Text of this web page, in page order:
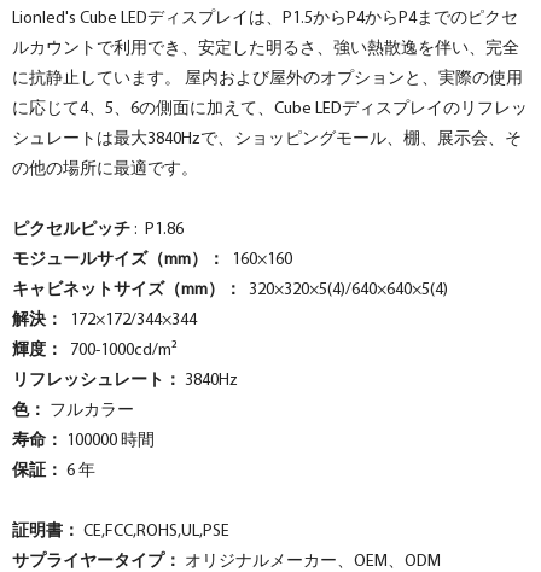
Lionled's Cube LEDディスプレイは、P1.5からP4からP4までのピクセ
ルカウントで利用でき、安定した明るさ、強い熱散逸を伴い、完全
に抗静止しています。 屋内および屋外のオプションと、実際の使用
に応じて4、5、6の側面に加えて、Cube LEDディスプレイのリフレッ
シュレートは最大3840Hzで、ショッピングモール、棚、展示会、そ
の他の場所に最適です。
ピクセルピッチ : P1.86
モジュールサイズ（mm）：
160×160
キャビネットサイズ（mm）：
320×320×5(4)/640×640×5(4)
解決：
172×172/344×344
輝度： 700-1000cd/m²
リフレッシュレート： 3840Hz
色： フルカラー
寿命：
100000 時間
保証： 6 年
証明書： CE,FCC,ROHS,UL,PSE
サプライヤータイプ： オリジナルメーカー、OEM、ODM